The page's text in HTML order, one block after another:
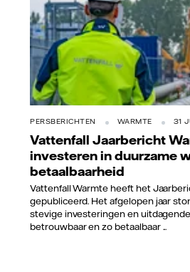
PERSBERICHTEN WARMTE 31
Vattenfall Jaarbericht
investeren in duurzame
betaalbaarheid
Vattenfall Warmte heeft het
gepubliceerd. Het afgelopen jaar
stevige investeringen en
betrouwbaar en zo betaalbaar ...